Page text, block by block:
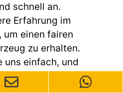
schnell an.
Erfahrung im
einen fairen
zu erhalten.
uns einfach, und
gerne einen Termin
Begutachtung und